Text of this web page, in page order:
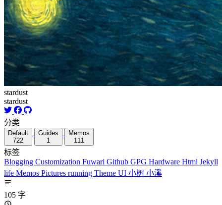
stardust
stardust
分类
Default
722
Guides
1
Memos
111
标签
Blogging Customization Fuwari Github GPG Hardware Html Jekyll
life Memos Pictures running Theme UI 小树 小溪
105 字